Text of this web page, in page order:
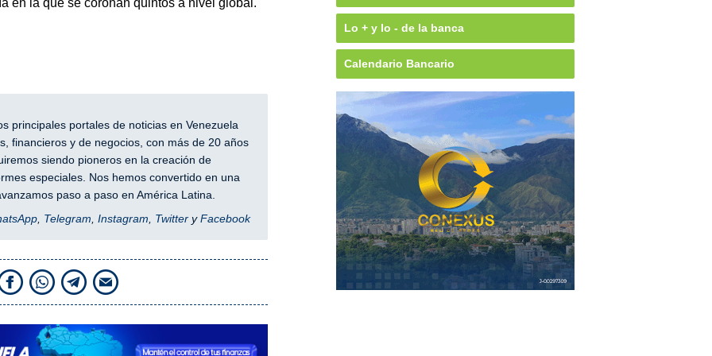
en la que se coronan quintos a nivel global.
principales portales de noticias en Venezuela
financieros y de negocios, con más de 20 años
siendo pioneros en la creación de
especiales. Nos hemos convertido en una
paso a paso en América Latina.
, Telegram Instagram TwitteryFacebook
Lo + y lo - de la banca
Calendario Bancario